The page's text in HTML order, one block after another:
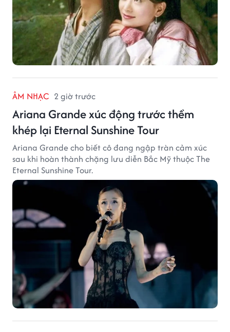
ÂM NHẠC 2 giờ trước
Ariana Grande xúc động trước thềm
khép lại Eternal Sunshine Tour
Ariana Grande cho biết cô đang ngập tràn cảm xúc
sau khi hoàn thành chặng lưu diễn Bắc Mỹ thuộc The
Eternal Sunshine Tour.